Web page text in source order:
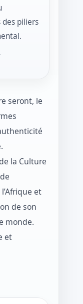
piliers
seront, le
la Culture
et
de son
monde.
et